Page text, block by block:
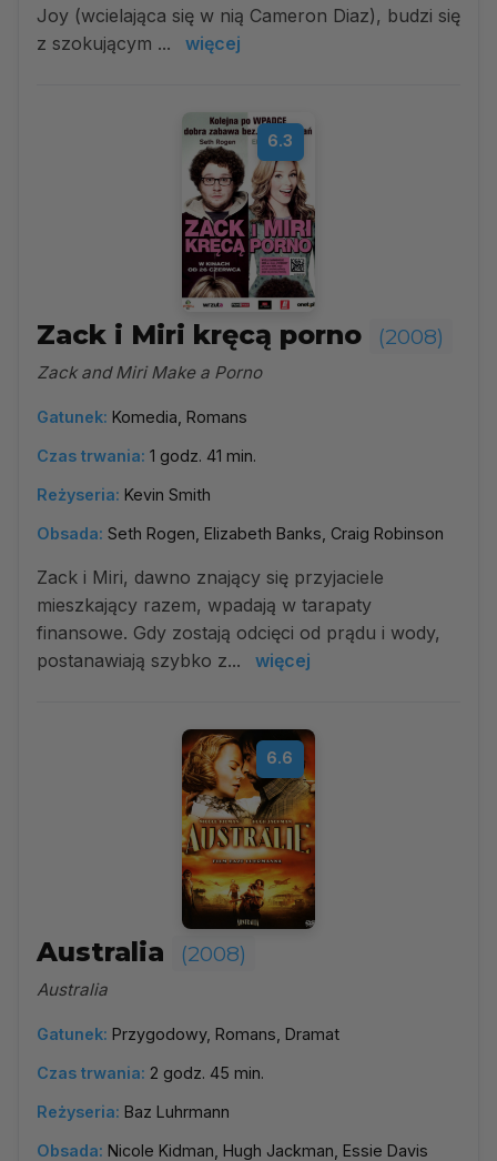
Joy (wcielająca się w nią Cameron Diaz), budzi się
z szokującym ...
więcej
6.3
Zack i Miri kręcą porno (2008)
Zack and Miri Make a Porno
Gatunek: Komedia, Romans
Czas trwania: 1 godz. 41 min.
Reżyseria: Kevin Smith
Obsada: Seth Rogen, Elizabeth Banks, Craig Robinson
Zack i Miri, dawno znający się przyjaciele
mieszkający razem, wpadają w tarapaty
finansowe. Gdy zostają odcięci od prądu i wody,
postanawiają szybko z...
więcej
6.6
Australia (2008)
Australia
Gatunek: Przygodowy, Romans, Dramat
Czas trwania: 2 godz. 45 min.
Reżyseria: Baz Luhrmann
Obsada: Nicole Kidman, Hugh Jackman, Essie Davis